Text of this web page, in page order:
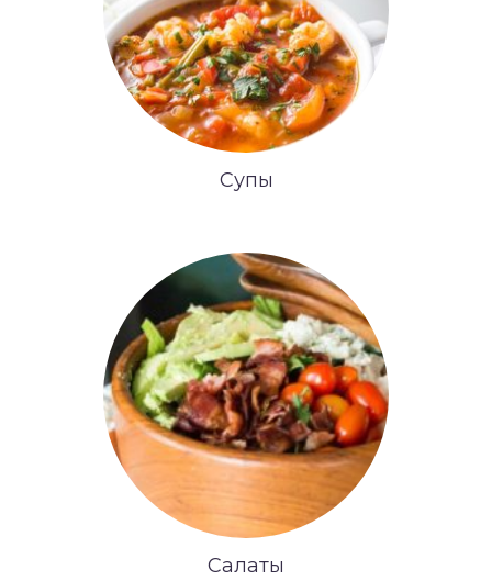
Супы
Салаты